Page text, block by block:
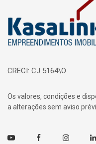
CRECI: CJ 5164\O
Os valores, condições e
a alterações sem aviso
Youtube FacebookInstagram